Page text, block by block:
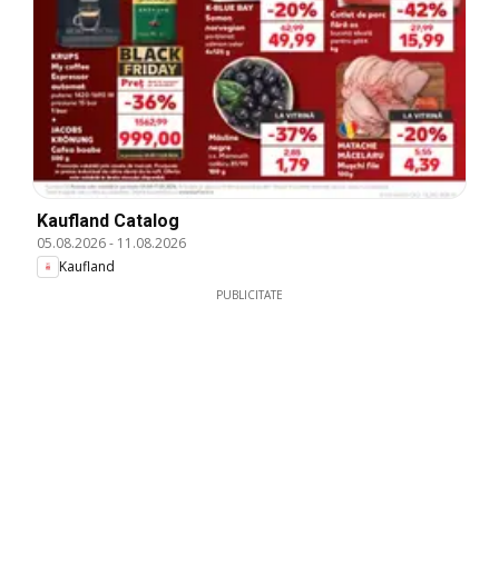
Kaufland Catalog
05.08.2026- 11.08.2026
Kaufland
PUBLICITATE